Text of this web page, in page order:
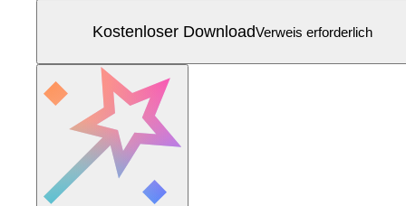
Kostenloser DownloadVerweis erforderlich